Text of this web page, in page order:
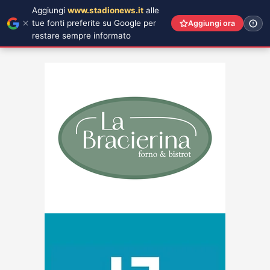
Aggiungi www.stadionews.it alle
tue fonti preferite su Google per
restare sempre informato
Aggiungi ora